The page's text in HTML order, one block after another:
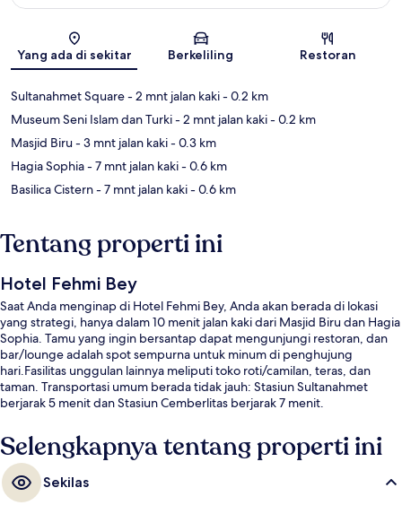
Peta
Yang ada di sekitar Berkeliling Restoran
Sultanahmet Square- 2 mnt jalan kaki- 0.2 km
Museum Seni Islam dan Turki- 2 mnt jalan kaki- 0.2 km
Masjid Biru- 3 mnt jalan kaki- 0.3 km
Hagia Sophia- 7 mnt jalan kaki- 0.6 km
Basilica Cistern- 7 mnt jalan kaki- 0.6 km
Tentang properti ini
Hotel Fehmi Bey
Saat Anda menginap di Hotel Fehmi Bey, Anda akan berada di lokasi
yang strategi, hanya dalam 10 menit jalan kaki dari Masjid Biru dan Hagia
Sophia. Tamu yang ingin bersantap dapat mengunjungi restoran, dan
bar/lounge adalah spot sempurna untuk minum di penghujung
hari.Fasilitas unggulan lainnya meliputi toko roti/camilan, teras, dan
taman. Transportasi umum berada tidak jauh: Stasiun Sultanahmet
berjarak 5 menit dan Stasiun Cemberlitas berjarak 7 menit.
Selengkapnya tentang properti ini
Sekilas